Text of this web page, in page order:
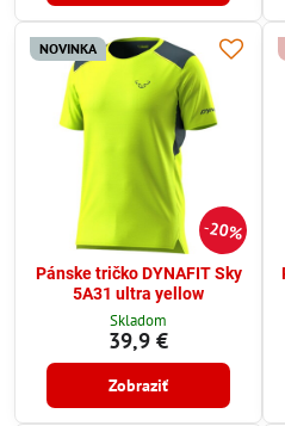
20%
NOVINKA
Pánske tričko DYNAFIT Sky
5A31 ultra yellow
Skladom
39,9 €
Zobraziť